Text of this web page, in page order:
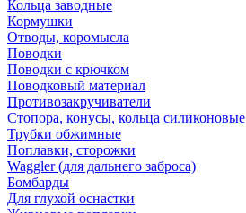
Кольца заводные
Кормушки
Отводы, коромысла
Поводки
Поводки с крючком
Поводковый материал
Противозакручиватели
Стопора, конусы, кольца силиконовые
Трубки обжимные
Поплавки, сторожки
Waggler (для дальнего заброса)
Бомбарды
Для глухой оснастки